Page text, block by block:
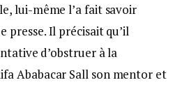
lui-même l’a fait savoir
presse. Il précisait qu’il
d’obstruer à la
Ababacar Sall son mentor et